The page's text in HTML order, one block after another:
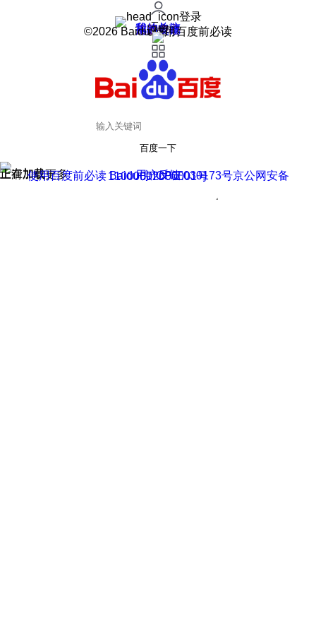
登录
我的关注
我的收藏
皮肤中心
用户反馈
设置
©2026 Baidu 使用百度前必读
百度一下
正在加载
上滑加载更多 用户反馈
使用百度前必读 Baidu 京ICP证030173号
京公网安备11000002000001号